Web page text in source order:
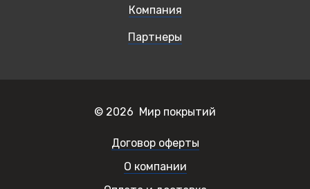
Компания
Партнеры
© 2026 Мир покрытий
Договор оферты
О компании